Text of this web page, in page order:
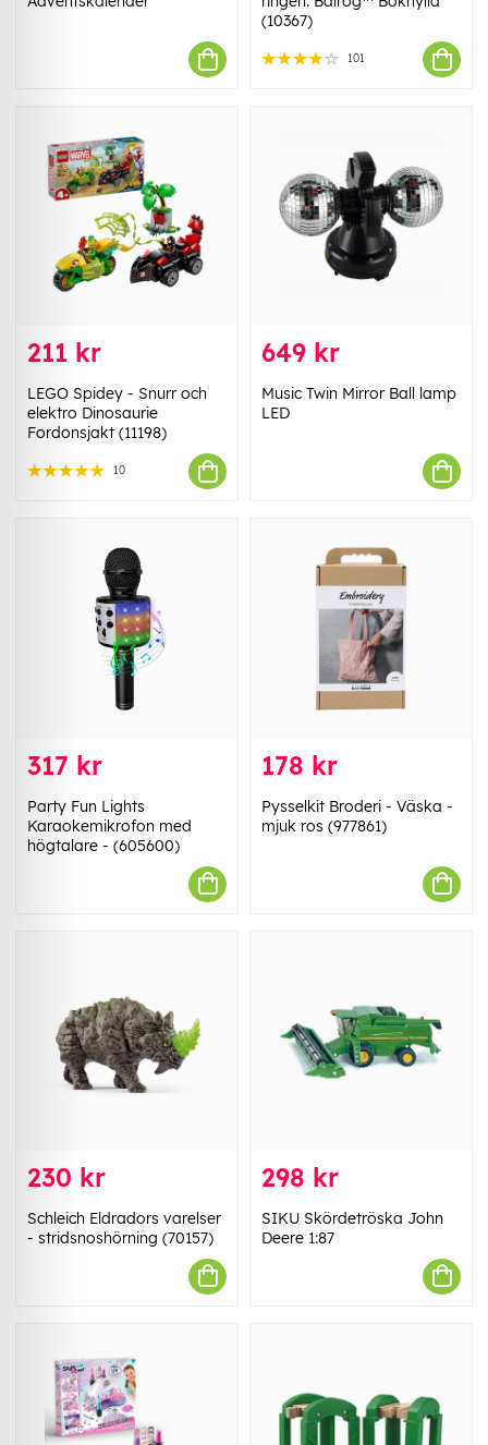
(10367)
101
211 kr
LEGO Spidey - Snurr och
elektro Dinosaurie
Fordonsjakt (11198)
10
649 kr
Music Twin Mirror Ball lamp
LED
317 kr
Party Fun Lights
Karaokemikrofon med
högtalare - (605600)
178 kr
Pysselkit Broderi - Väska -
mjuk ros (977861)
230 kr
Schleich Eldradors varelser
- stridsnoshörning (70157)
298 kr
SIKU Skördetröska John
Deere 1:87